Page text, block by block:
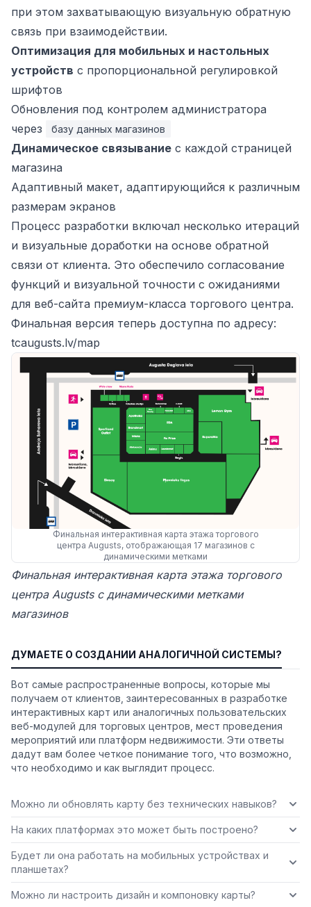
при этом захватывающую визуальную обратную
связь при взаимодействии.
Оптимизация для мобильных и настольных
устройств с пропорциональной регулировкой
шрифтов
Обновления под контролем администратора
через
базу данных магазинов
Динамическое связывание с каждой страницей
магазина
Адаптивный макет, адаптирующийся к различным
размерам экранов
Процесс разработки включал несколько итераций
и визуальные доработки на основе обратной
связи от клиента. Это обеспечило согласование
функций и визуальной точности с ожиданиями
для веб-сайта премиум-класса торгового центра.
Финальная версия теперь доступна по адресу:
tcaugusts.lv/map
Финальная интерактивная карта этажа торгового
центра Augusts, отображающая 17 магазинов с
динамическими метками
Финальная интерактивная карта этажа торгового
центра Augusts с динамическими метками
магазинов
ДУМАЕТЕ О СОЗДАНИИ АНАЛОГИЧНОЙ СИСТЕМЫ?
Вот самые распространенные вопросы, которые мы
получаем от клиентов, заинтересованных в разработке
интерактивных карт или аналогичных пользовательских
веб-модулей для торговых центров, мест проведения
мероприятий или платформ недвижимости. Эти ответы
дадут вам более четкое понимание того, что возможно,
что необходимо и как выглядит процесс.
Можно ли обновлять карту без технических навыков?
На каких платформах это может быть построено?
Будет ли она работать на мобильных устройствах и
планшетах?
Можно ли настроить дизайн и компоновку карты?